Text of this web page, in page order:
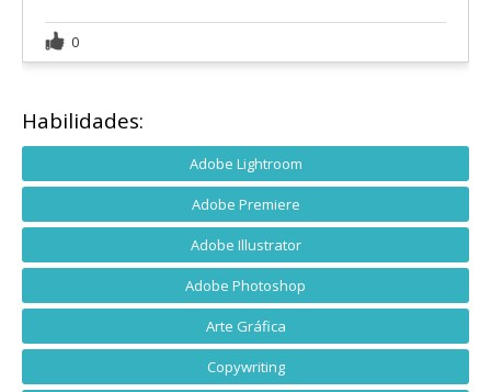
0
Habilidades:
Adobe Lightroom
Adobe Premiere
Adobe Illustrator
Adobe Photoshop
Arte Gráfica
Copywriting